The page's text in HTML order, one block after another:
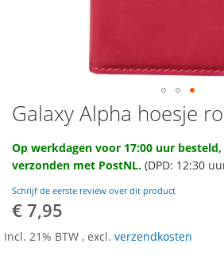
Ga
naar
het
begin
van
de
afbeeldingen-
gallerij
Galaxy Alpha hoesje
Op werkdagen voor 17:00 uur
verzonden met PostNL. (DPD: 12:30
Schrijf de eerste review over dit product
€ 7,95
Incl. 21% BTW , excl. verzendkosten